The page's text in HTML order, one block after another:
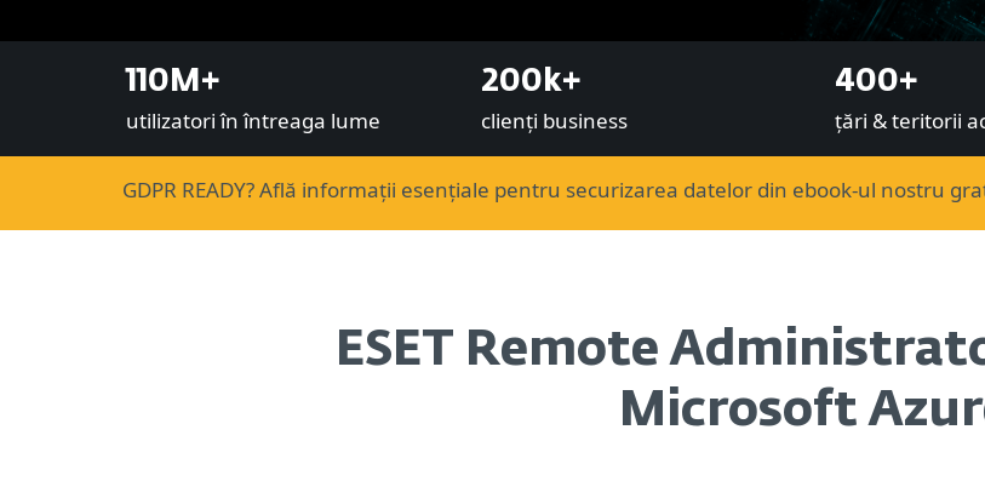
110M+
utilizatori în întreaga lume
200k+
clienți business
400+
țări & teritorii
GDPR READY? Află informații esențiale pentru securizarea datelor din ebook-ul nostru
ESET Remote
Microsoft